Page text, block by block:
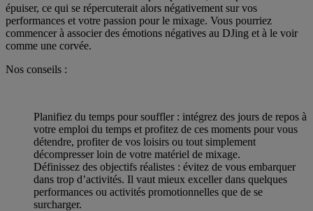
épuiser, ce qui se répercuterait alors négativement sur vos
performances et votre passion pour le mixage. Vous pourriez
commencer à associer des émotions négatives au DJing et à le voir
comme une corvée.
Nos conseils :
Planifiez du temps pour souffler : intégrez des jours de repos à
votre emploi du temps et profitez de ces moments pour vous
détendre, profiter de vos loisirs ou tout simplement
décompresser loin de votre matériel de mixage.
Définissez des objectifs réalistes : évitez de vous embarquer
dans trop d’activités. Il vaut mieux exceller dans quelques
performances ou activités promotionnelles que de se
surcharger.